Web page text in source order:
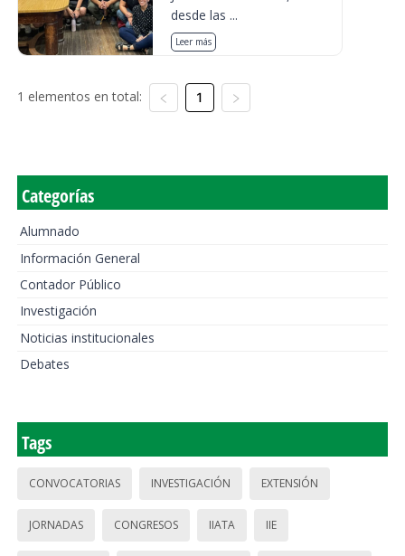
desde las ...
Leer más
1 elementos en total: 1
Categorías
Alumnado
Información General
Contador Público
Investigación
Noticias institucionales
Debates
Tags
CONVOCATORIAS INVESTIGACIÓN EXTENSIÓN
JORNADAS CONGRESOS IIATA IIE